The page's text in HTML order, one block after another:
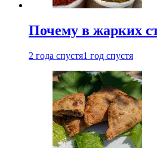
Почему в жарких
2 года спустя1 год спустя